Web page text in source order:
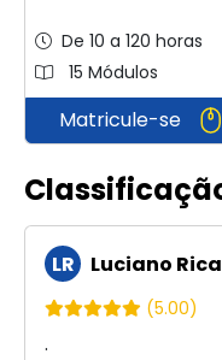
De 10 a 120 horas
15 Módulos
Matricule-se
LR Luciano
(5.00)
.